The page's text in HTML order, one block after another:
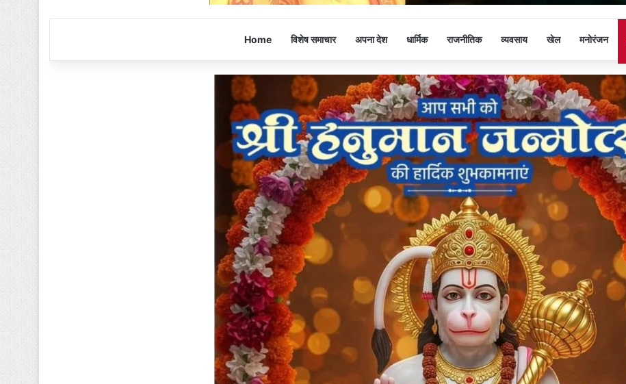
Home विशेष समाचार अपना देश धार्मिक राजनीतिक व्यवसाय खेल मनोरंजन